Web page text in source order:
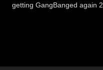
getting GangBanged again 2